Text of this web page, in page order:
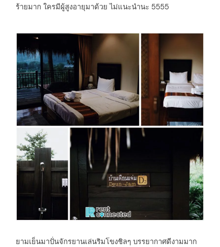
ร้ายมาก ใครมีผู้สูงอายุมาด้วย ไม่แนะนำนะ 5555
ยามเย็นมาปั่นจักรยานเล่นริมโขงชิลๆ บรรยากาศดีงามมาก